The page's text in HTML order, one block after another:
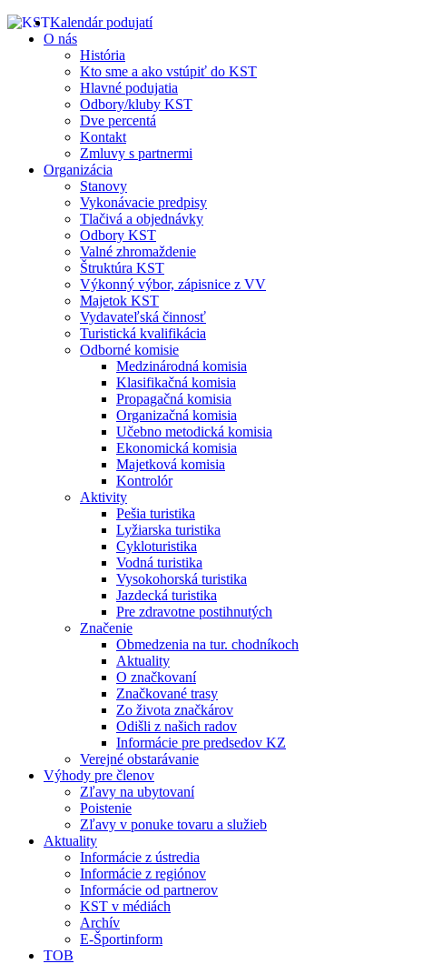
Kalendár podujatí
O nás
História
Kto sme a ako vstúpiť do KST
Hlavné podujatia
Odbory/kluby KST
Dve percentá
Kontakt
Zmluvy s partnermi
Organizácia
Stanovy
Vykonávacie predpisy
Tlačivá a objednávky
Odbory KST
Valné zhromaždenie
Štruktúra KST
Výkonný výbor, zápisnice z VV
Majetok KST
Vydavateľská činnosť
Turistická kvalifikácia
Odborné komisie
Medzinárodná komisia
Klasifikačná komisia
Propagačná komisia
Organizačná komisia
Učebno metodická komisia
Ekonomická komisia
Majetková komisia
Kontrolór
Aktivity
Pešia turistika
Lyžiarska turistika
Cykloturistika
Vodná turistika
Vysokohorská turistika
Jazdecká turistika
Pre zdravotne postihnutých
Značenie
Obmedzenia na tur. chodníkoch
Aktuality
O značkovaní
Značkované trasy
Zo života značkárov
Odišli z našich radov
Informácie pre predsedov KZ
Verejné obstarávanie
Výhody pre členov
Zľavy na ubytovaní
Poistenie
Zľavy v ponuke tovaru a služieb
Aktuality
Informácie z ústredia
Informácie z regiónov
Informácie od partnerov
KST v médiách
Archív
E-Športinform
TOB